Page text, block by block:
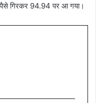
गिरकर 94.94 पर आ गया।